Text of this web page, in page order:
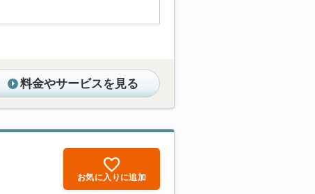
料金やサービスを見る
お気に入りに追加